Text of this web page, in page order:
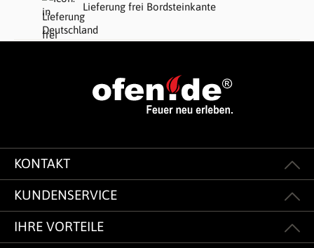
Lieferung frei Bordsteinkante
KONTAKT
KUNDENSERVICE
IHRE VORTEILE